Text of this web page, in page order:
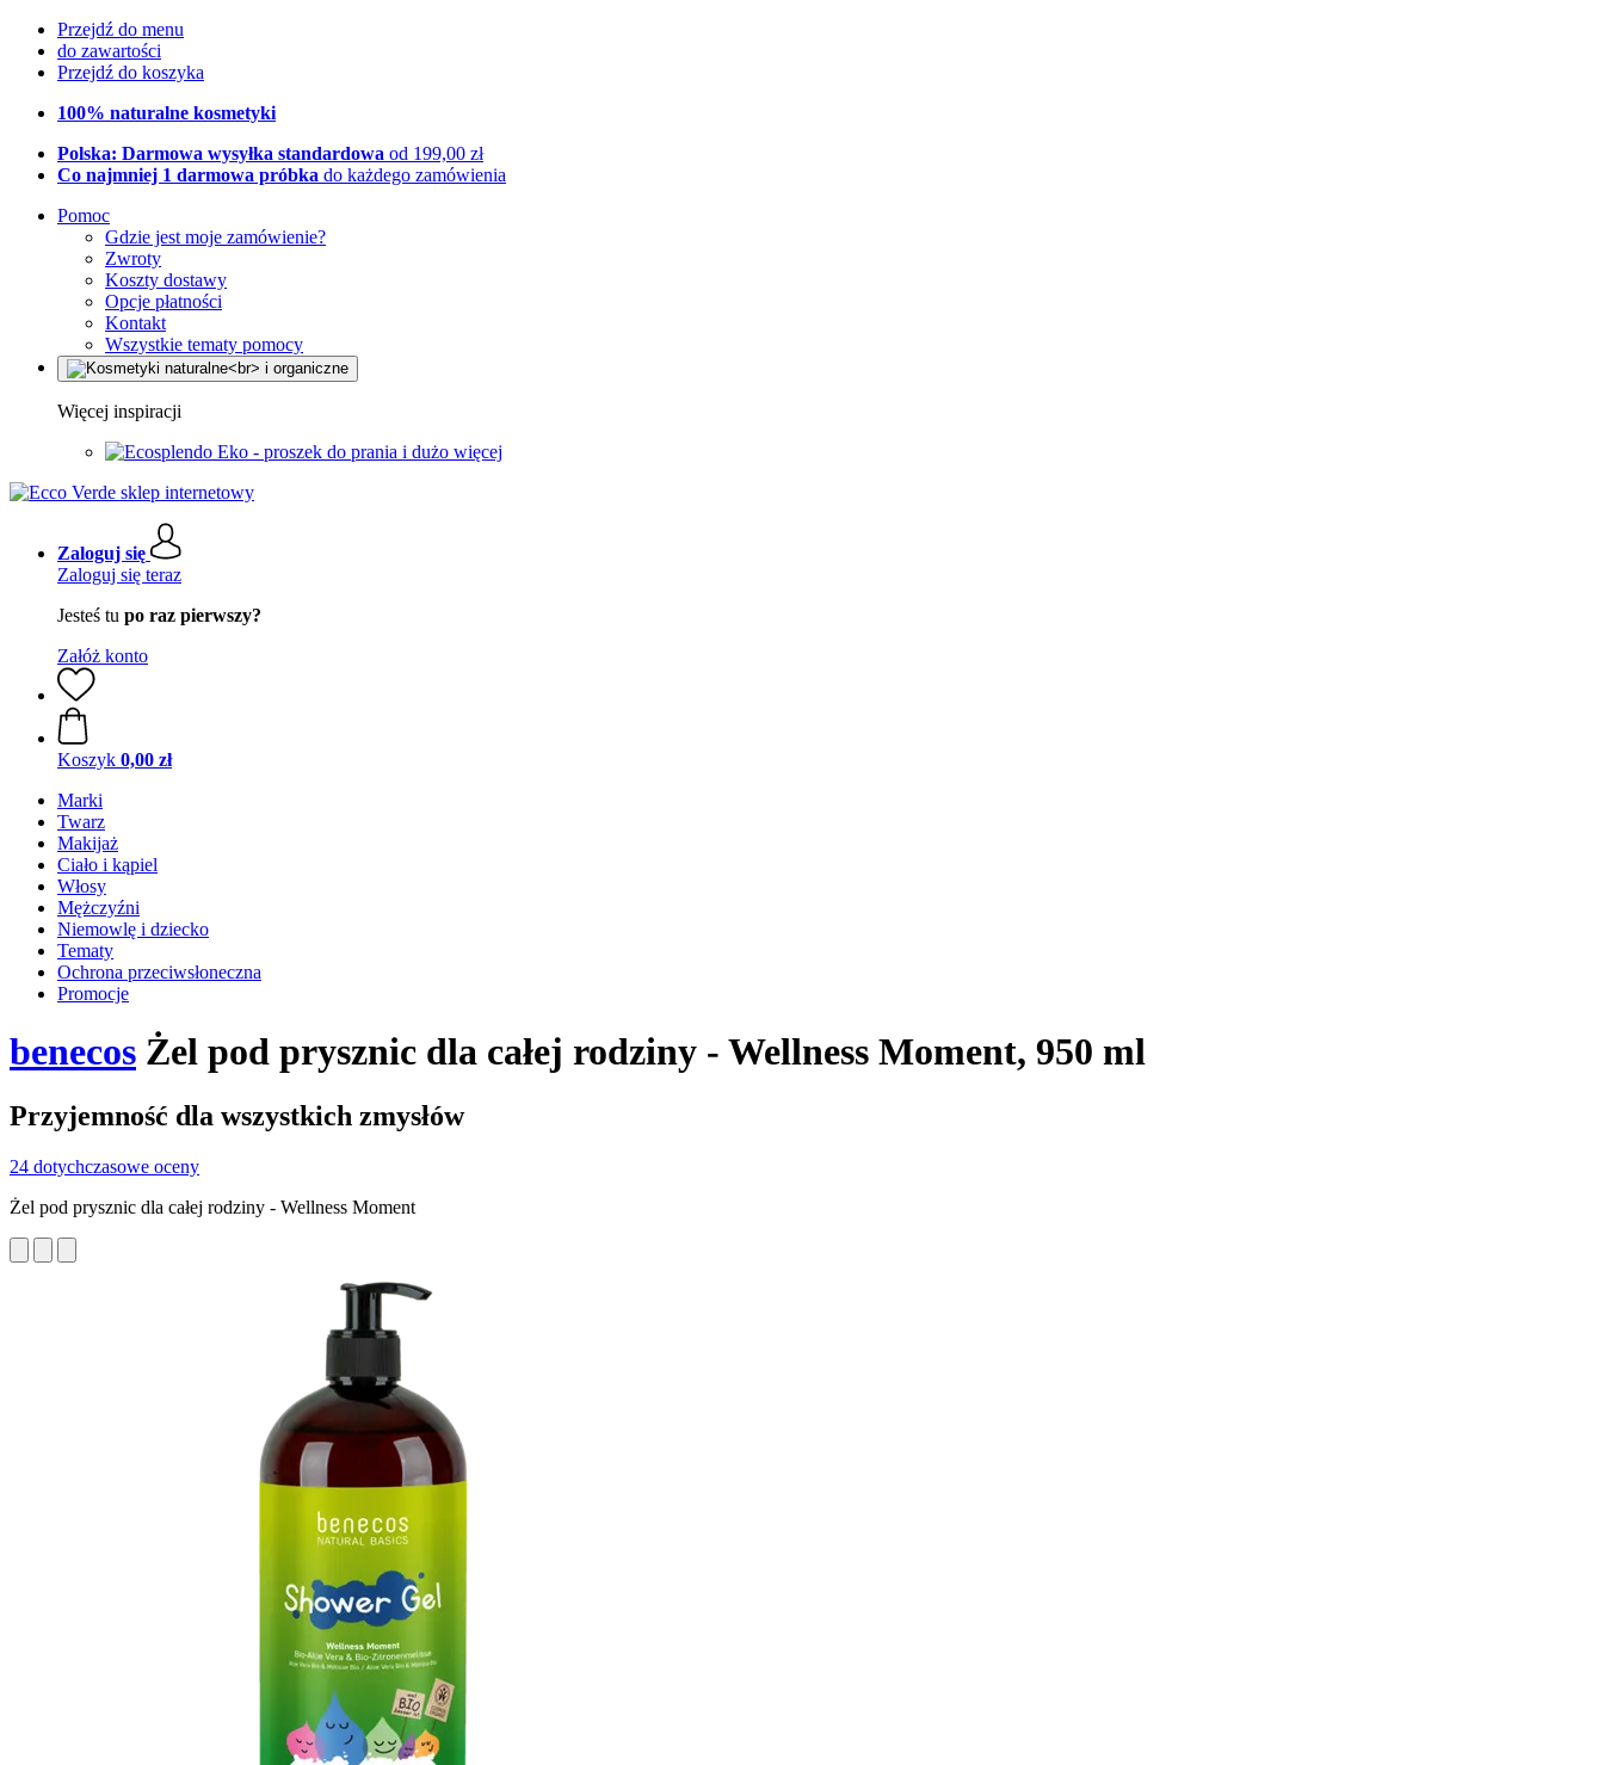
Przejdź do menu
do zawartości
Przejdź do koszyka
100% naturalne kosmetyki
Polska: Darmowa wysyłka standardowa od 199,00 zł
Co najmniej 1 darmowa próbka do każdego zamówienia
Pomoc
Gdzie jest moje zamówienie?
Zwroty
Koszty dostawy
Opcje płatności
Kontakt
Wszystkie tematy pomocy
Więcej inspiracji
Eko - proszek do prania i dużo więcej
Zaloguj się
Zaloguj się teraz
Jesteś tu po raz pierwszy?
Załóż konto
Koszyk 0,00 zł
Marki
Twarz
Makijaż
Ciało i kąpiel
Włosy
Mężczyźni
Niemowlę i dziecko
Tematy
Ochrona przeciwsłoneczna
Promocje
benecos Żel pod prysznic dla całej rodziny - Wellness Moment, 950 ml
Przyjemność dla wszystkich zmysłów
24 dotychczasowe oceny
Żel pod prysznic dla całej rodziny - Wellness Moment